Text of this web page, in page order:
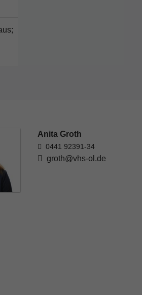
Anita Groth
0441 92391-34
groth@vhs-ol.de